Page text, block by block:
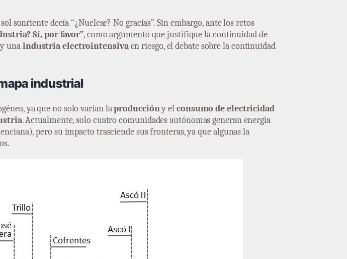
sonriente decía “¿Nuclear? No gracias”. Sin embargo, ante los retos
Sí, por favor”, como argumento que justifique la continuidad de
y unaindustria electrointensivaen riesgo, el debate sobre la continuidad
industrial
ya que no solo varían laproduccióny elconsumo de electricidad
. Actualmente, solo cuatro comunidades autónomas generan energía
pero su impacto trasciende sus fronteras, ya que algunas la